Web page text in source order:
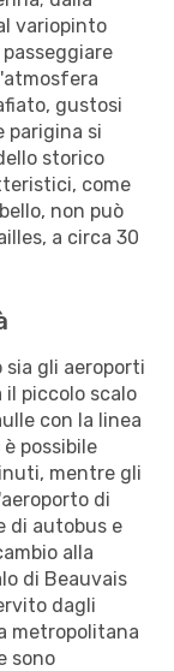
variopinto
gustosi
parigina si
storico
come
non può
a circa 30
sia gli aeroporti
il piccolo scalo
con la linea
possibile
mentre gli
di
di autobus e
alla
di Beauvais
dagli
metropolitana
sono